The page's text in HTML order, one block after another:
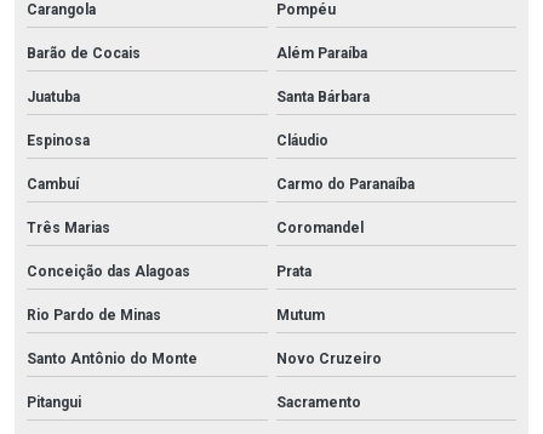
Carangola Pompéu
Barão de Cocais Além Paraíba
Juatuba Santa Bárbara
Espinosa Cláudio
Cambuí Carmo do Paranaíba
Três Marias Coromandel
Conceição das Alagoas Prata
Rio Pardo de Minas Mutum
Santo Antônio do Monte Novo Cruzeiro
Pitangui Sacramento